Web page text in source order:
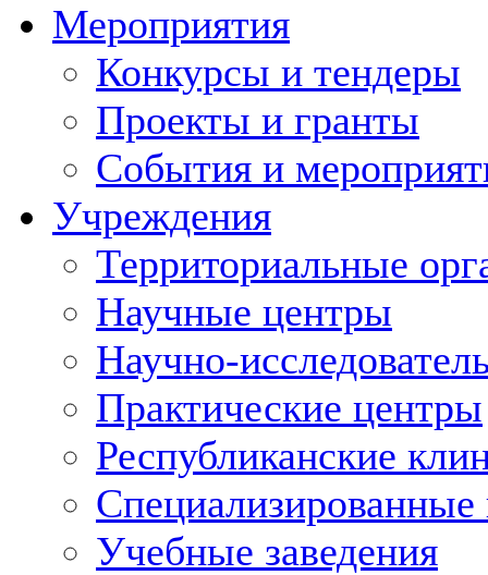
Мероприятия
Конкурсы и тендеры
Проекты и гранты
События и
Учреждения
Территориальные
Научные центры
Научно-
Практические центры
Республиканские
Учебные заведения